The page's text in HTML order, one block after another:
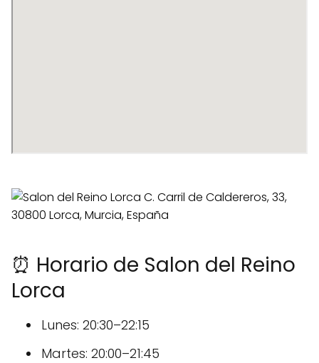
⏰ Horario de Salon del Reino
Lorca
Lunes: 20:30–22:15
Martes: 20:00–21:45